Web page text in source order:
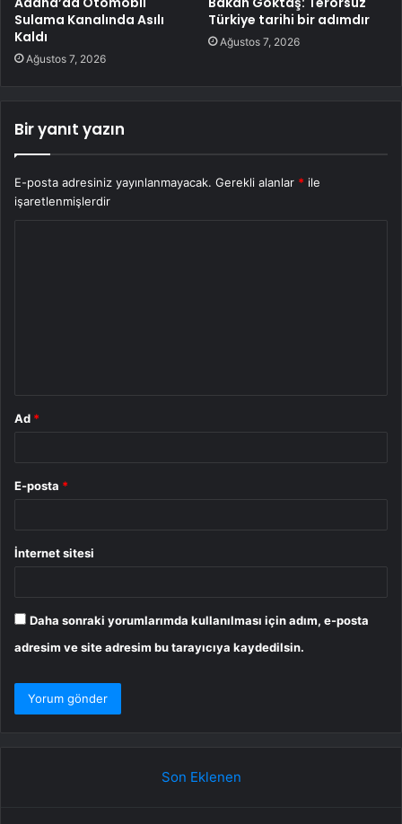
Sulama Kanalında Asılı
Kaldı
Ağustos 7, 2026
Türkiye tarihi bir adımdır
Ağustos 7, 2026
Bir yanıt yazın
E-posta adresiniz yayınlanmayacak. Gerekli alanlar * ile
işaretlenmişlerdir
Ad *
E-posta *
İnternet sitesi
Daha sonraki yorumlarımda kullanılması için adım, e-posta
adresim ve site adresim bu tarayıcıya kaydedilsin.
Son Eklenen